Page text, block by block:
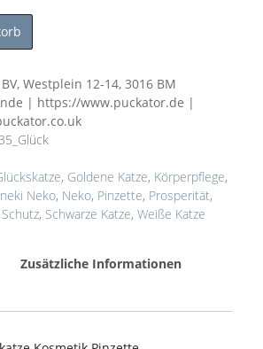
Westplein 12-14, 3016 BM
| https://www.puckator.de |
, Goldene Katze, Körperpflege,
Neko, Neko, Pinzette, Prosperität,
Schutz, Schwarze Katze, Weiße Katze
Zusätzliche Informationen